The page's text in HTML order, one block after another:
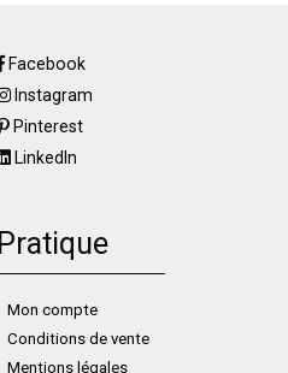
Facebook
Instagram
Pinterest
LinkedIn
Pratique
Mon compte
Conditions de vente
Mentions légales